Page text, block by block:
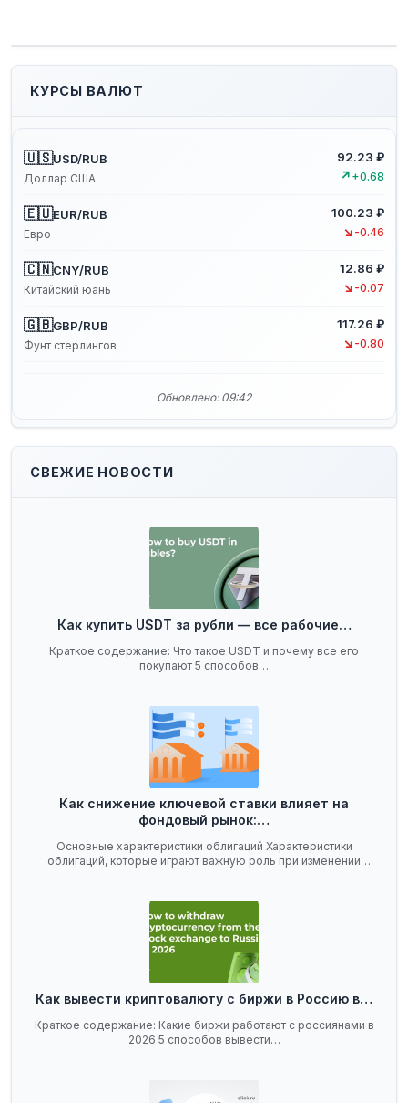
КУРСЫ ВАЛЮТ
🇺🇸USD/RUB
Доллар США
92.23 ₽
↗ +0.68
🇪🇺EUR/RUB
Евро
100.23 ₽
↘ -0.46
🇨🇳CNY/RUB
Китайский юань
12.86 ₽
↘ -0.07
🇬🇧GBP/RUB
Фунт стерлингов
117.26 ₽
↘ -0.80
Обновлено: 09:42
СВЕЖИЕ НОВОСТИ
Как купить USDT за рубли — все рабочие…
Краткое содержание: Что такое USDT и почему все его
покупают 5 способов…
Как снижение ключевой ставки влияет на
фондовый рынок:…
Основные характеристики облигаций Характеристики
облигаций, которые играют важную роль при изменении
Как вывести криптовалюту с биржи в Россию в…
Краткое содержание: Какие биржи работают с россиянами в
2026 5 способов вывести…